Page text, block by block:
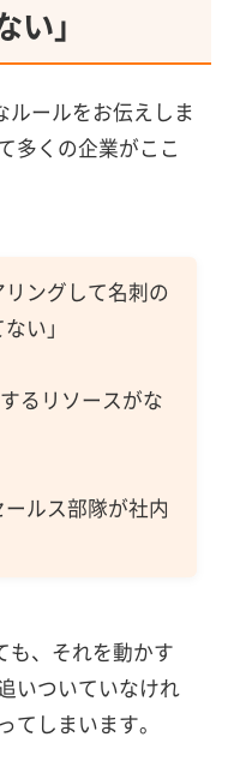
」
ルールをお伝えしま
多くの企業がここ
リングして名刺の
い」
るリソースがな
ールス部隊が社内
も、それを動かす
いついていなけれ
てしまいます。